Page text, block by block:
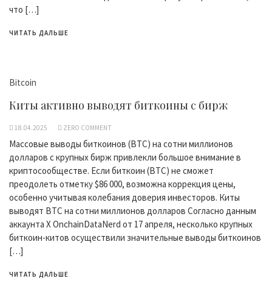
что […]
ЧИТАТЬ ДАЛЬШЕ
Bitcoin
Киты активно выводят биткоины с бирж
18.04.2025 ZERO COMMENT
Массовые выводы биткоинов (BTC) на сотни миллионов
долларов с крупных бирж привлекли большое внимание в
криптосообществе. Если биткоин (BTC) не сможет
преодолеть отметку $86 000, возможна коррекция цены,
особенно учитывая колебания доверия инвесторов. Киты
выводят BTC на сотни миллионов долларов Согласно данным
аккаунта X OnchainDataNerd от 17 апреля, несколько крупных
биткоин-китов осуществили значительные выводы биткоинов
[…]
ЧИТАТЬ ДАЛЬШЕ